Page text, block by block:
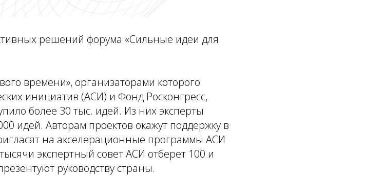
решений форума «Сильные идеи для
времени», организаторами которого
инициатив (АСИ) и Фонд Росконгресс,
более 30 тыс. идей. Из них эксперты
идей. Авторам проектов окажут поддержку в
на акселерационные программы АСИ
экспертный совет АСИ отберет 100 и
руководству страны.